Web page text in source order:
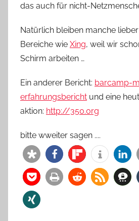
das auch für nicht-
Natürlich bleiben manche
Bereiche wie Xing, weil wir
Schirm arbeiten …
Ein anderer Bericht: barcamp-
erfahrungsbericht und eine
aktion: http://350.0rg
bitte wweiter sagen ....